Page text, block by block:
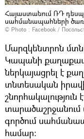
Հայաստանում ՌԴ
սահմանապահների
© Photo : Facebook /
Մարզկենտրոն
Կապանի
ներկայացրել է
տնտեսական
գործում
համար: